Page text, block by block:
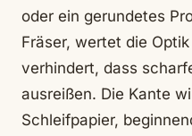
oder ein gerundetes
Fräser, wertet die
verhindert, dass
ausreißen. Die Kante
Schleifpapier,